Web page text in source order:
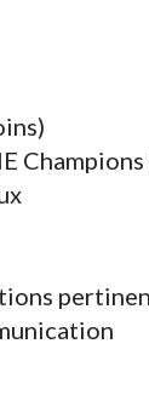
Champions